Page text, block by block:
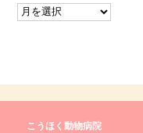
こうほく動物病院